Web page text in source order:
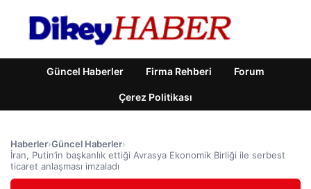
Güncel Haberler Firma Rehberi Forum
Çerez Politikası
Haberler›Güncel Haberler›
İran, Putin’in başkanlık ettiği Avrasya Ekonomik Birliği ile serbest
ticaret anlaşması imzaladı